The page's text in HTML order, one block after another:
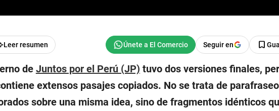
Leer resumen Seguir en
de Juntos por el Perú (JP) tuvo dos versiones finales,
extensos pasajes copiados. No se trata de
sobre una misma idea, sino de fragmentos idénticos